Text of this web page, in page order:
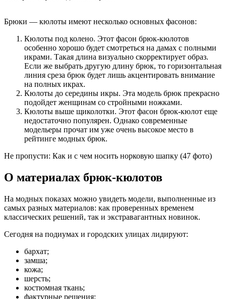
Брюки — кюлоты имеют несколько основных фасонов:
Кюлоты под колено. Этот фасон брюк-кюлотов
особенно хорошо будет смотреться на дамах с полными
икрами. Такая длина визуально скорректирует образ.
Если же выбрать другую длину брюк, то горизонтальная
линия среза брюк будет лишь акцентировать внимание
на полных икрах.
Кюлоты до середины икры. Эта модель брюк прекрасно
подойдет женщинам со стройными ножками.
Кюлоты выше щиколотки. Этот фасон брюк-кюлот еще
недостаточно популярен. Однако современные
модельеры прочат им уже очень высокое место в
рейтинге модных брюк.
Не пропусти: Как и с чем носить норковую шапку (47 фото)
О материалах брюк-кюлотов
На модных показах можно увидеть модели, выполненные из
самых разных материалов: как проверенных временем
классических решений, так и экстравагантных новинок.
Сегодня на подиумах и городских улицах лидируют:
бархат;
замша;
кожа;
шерсть;
костюмная ткань;
фактурные решения;